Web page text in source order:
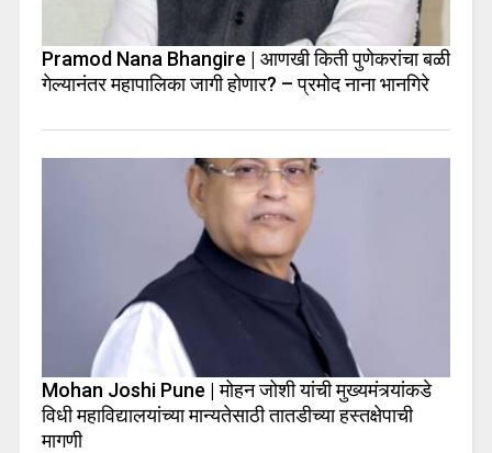
Pramod Nana Bhangire | आणखी किती पुणेकरांचा बळी
गेल्यानंतर महापालिका जागी होणार? – प्रमोद नाना भानगिरे
Mohan Joshi Pune | मोहन जोशी यांची मुख्यमंत्र्यांकडे
विधी महाविद्यालयांच्या मान्यतेसाठी तातडीच्या हस्तक्षेपाची
मागणी